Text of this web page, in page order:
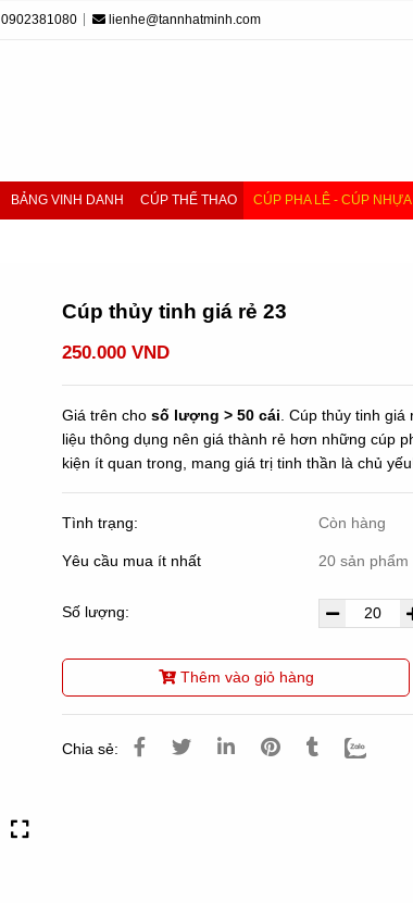
0902381080 lienhe@tannhatminh.com
BẢNG VINH DANH CÚP THỂ THAO CÚP PHA LÊ - CÚP
Cúp thủy tinh giá rẻ 23
250.000 VND
Giá trên chosố lượng > 50 cái . Cúp thủy tinh
liệu thông dụng nên giá thành rẻ hơn những cúp
kiện ít quan trong, mang giá trị tinh thần là chủ
Tình trạng: Còn hàng
Yêu cầu mua ít nhất 20 sản phẩm
Số lượng:
Thêm vào giỏ hàng
Chia sẻ: